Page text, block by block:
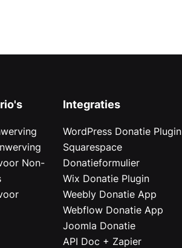
Non-
Integraties
WordPress Donatie Plugin
Squarespace
Donatieformulier
Wix Donatie Plugin
Weebly Donatie App
Webflow Donatie App
Joomla Donatie
API Doc + Zapier